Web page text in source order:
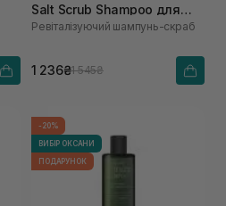
Salt Scrub Shampoo для
ослабленої шкіри голови
Ревіталізуючий шампунь-скраб
1 236₴1 545₴
-20%
ВИБІР ОКСАНИ
ПОДАРУНОК